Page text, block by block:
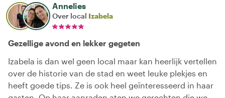
Annelies
Over local Izabela
Gezellige avond en lekker gegeten
Izabela is dan wel geen local maar kan heerlijk vertellen
over de historie van de stad en weet leuke plekjes en
heeft goede tips. Ze is ook heel geïnteresseerd in haar